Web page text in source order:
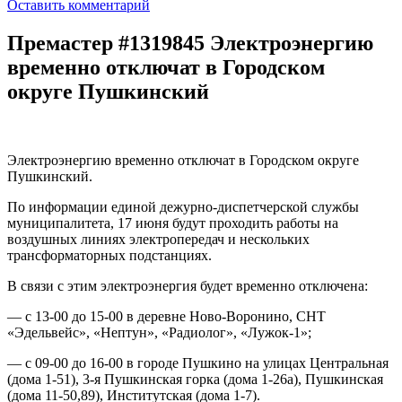
Оставить комментарий
Премастер #1319845 Электроэнергию
временно отключат в Городском
округе Пушкинский
Электроэнергию временно отключат в Городском округе
Пушкинский.
По информации единой дежурно-диспетчерской службы
муниципалитета, 17 июня будут проходить работы на
воздушных линиях электропередач и нескольких
трансформаторных подстанциях.
В связи с этим электроэнергия будет временно отключена:
— с 13-00 до 15-00 в деревне Ново-Воронино, СНТ
«Эдельвейс», «Нептун», «Радиолог», «Лужок-1»;
— с 09-00 до 16-00 в городе Пушкино на улицах Центральная
(дома 1-51), 3-я Пушкинская горка (дома 1-26а), Пушкинская
(дома 11-50,89), Институтская (дома 1-7).